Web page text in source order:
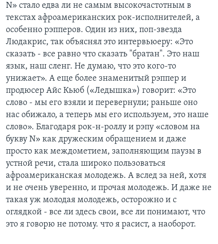
N» стало едва ли не самым высокочастотным в
текстах афроамериканских рок-исполнителей, а
особенно рэпперов. Один из них, поп-звезда
Людакрис, так объяснял это интервьюеру: «Это
сказать - все равно что сказать "братан". Это наш
язык, наш сленг. Не думаю, что это кого-то
унижает». А еще более знаменитый рэппер и
продюсер Айс Кьюб («Ледышка») говорит: «Это
слово - мы его взяли и перевернули; раньше оно
нас обижало, а теперь мы его используем, это наше
слово». Благодаря рок-н-роллу и рэпу «словом на
букву N» как дружеским обращением и даже
просто как междометием, заполняющим паузы в
устной речи, стала широко пользоваться
афроамериканская молодежь. А вслед за ней, хотя
и не очень уверенно, и прочая молодежь. И даже не
такая уж молодая молодежь, осторожно и с
оглядкой - все ли здесь свои, все ли понимают, что
это я говорю не потому. что я расист, а наоборот.